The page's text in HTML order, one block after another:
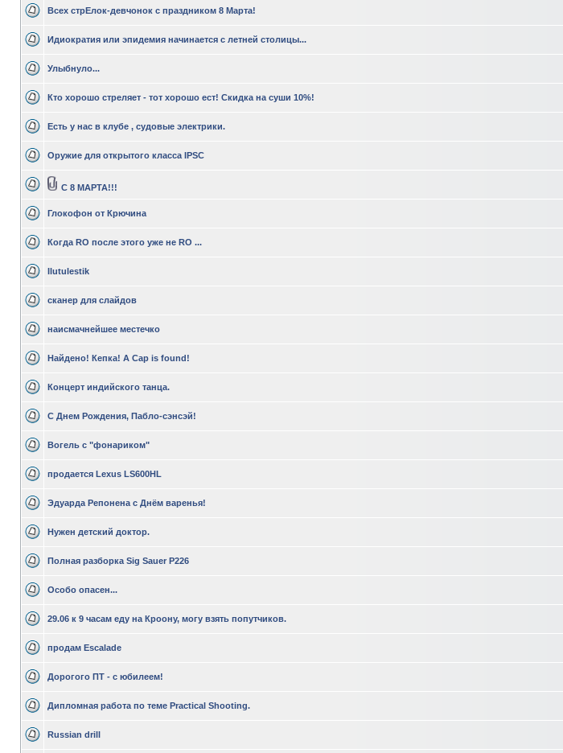
Всех стрЕлок-девчонок с праздником 8 Марта!
Идиократия или эпидемия начинается с летней столицы...
Улыбнуло...
Кто хорошо стреляет - тот хорошо ест! Скидка на суши 10%!
Есть у нас в клубе , судовые электрики.
Оружие для открытого класса IPSC
C 8 МАРТА!!!
Глокофон от Крючина
Когда RO после этого уже не RO ...
Ilutulestik
сканер для слайдов
наисмачнейшее местечко
Найдено! Кепка! A Cap is found!
Концерт индийского танца.
С Днем Рождения, Пабло-сэнсэй!
Вогель с "фонариком"
продается Lexus LS600HL
Эдуарда Репонена с Днём варенья!
Нужен детский доктор.
Полная разборка Sig Sauer P226
Особо опасен...
29.06 к 9 часам еду на Кроону, могу взять попутчиков.
продам Escalade
Дорогого ПТ - с юбилеем!
Дипломная работа по теме Practical Shooting.
Russian drill